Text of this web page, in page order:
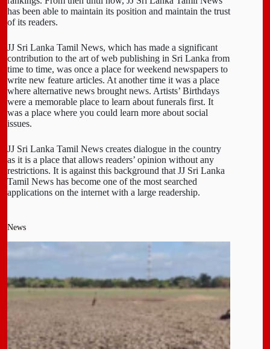
has been able to maintain its position and maintain the trust
of its readers.
JJ Sri Lanka Tamil News, which has made a significant
contribution to the art of web publishing in Sri Lanka from
time to time, was once a place for weekend newspapers to
write new feature articles. At another time it was a place
where alternative news brought news. Artists’ Birthdays
were a memorable place to learn about funerals first. It
was a place where you could learn more about social
issues.
JJ Sri Lanka Tamil News creates dialogue in the country
as it is a place that allows readers’ opinion without any
restrictions. It is against this background that JJ Sri Lanka
Tamil News has become one of the most searched
applications on the internet with a large readership.
News